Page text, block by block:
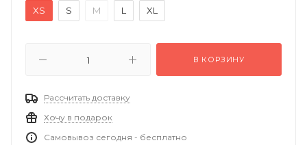
XS S M L XL
В КОРЗИНУ
Рассчитать доставку
Хочу в подарок
Самовывоз сегодня - бесплатно